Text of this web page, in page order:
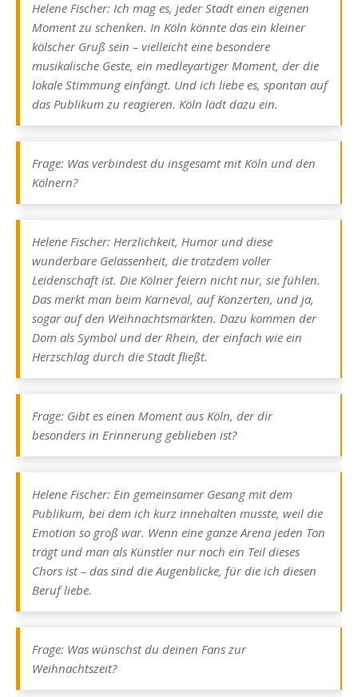
Helene Fischer: Ich mag es, jeder Stadt einen eigenen
Moment zu schenken. In Köln könnte das ein kleiner
kölscher Gruß sein – vielleicht eine besondere
musikalische Geste, ein medleyartiger Moment, der die
lokale Stimmung einfängt. Und ich liebe es, spontan auf
das Publikum zu reagieren. Köln lädt dazu ein.
Frage: Was verbindest du insgesamt mit Köln und den
Kölnern?
Helene Fischer: Herzlichkeit, Humor und diese
wunderbare Gelassenheit, die trotzdem voller
Leidenschaft ist. Die Kölner feiern nicht nur, sie fühlen.
Das merkt man beim Karneval, auf Konzerten, und ja,
sogar auf den Weihnachtsmärkten. Dazu kommen der
Dom als Symbol und der Rhein, der einfach wie ein
Herzschlag durch die Stadt fließt.
Frage: Gibt es einen Moment aus Köln, der dir
besonders in Erinnerung geblieben ist?
Helene Fischer: Ein gemeinsamer Gesang mit dem
Publikum, bei dem ich kurz innehalten musste, weil die
Emotion so groß war. Wenn eine ganze Arena jeden Ton
trägt und man als Künstler nur noch ein Teil dieses
Chors ist – das sind die Augenblicke, für die ich diesen
Beruf liebe.
Frage: Was wünschst du deinen Fans zur
Weihnachtszeit?